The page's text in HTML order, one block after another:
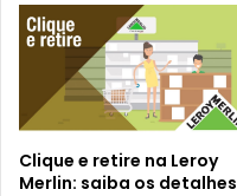
Clique e retire na Leroy
Merlin: saiba os detalhes